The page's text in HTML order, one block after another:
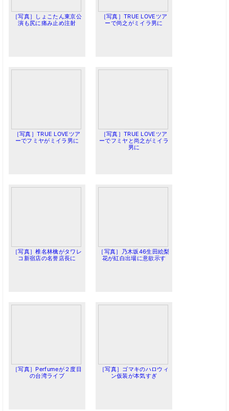
［写真］しょこたん東京公
演も尻に痛み止め注射
［写真］TRUE LOVEツア
ーで尚之がミイラ男に
［写真］TRUE LOVEツア
ーでフミヤがミイラ男に
［写真］TRUE LOVEツア
ーでフミヤと尚之がミイラ
男に
［写真］椎名林檎がタワレ
コ新宿店の名誉店長に
［写真］乃木坂46生田絵梨
花が紅白出場に意欲示す
［写真］Perfumeが２度目
の台湾ライブ
［写真］ゴマキのハロウィ
ン仮装が本気すぎ